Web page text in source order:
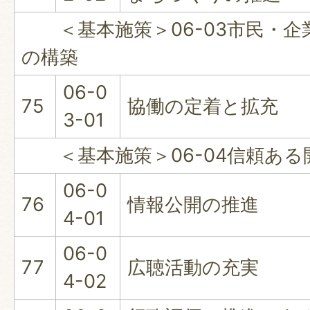
＜基本施策＞06-03市民・企
の構築
75
06-0
3-01
協働の定着と拡充
＜基本施策＞06-04信頼ある
76
06-0
4-01
情報公開の推進
77
06-0
4-02
広聴活動の充実